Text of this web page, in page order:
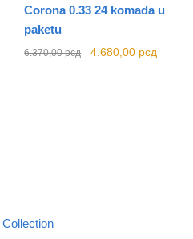
Corona 0.33 24 komada u
paketu
6.370,00рсд
Originalna
4.680,00 рсд